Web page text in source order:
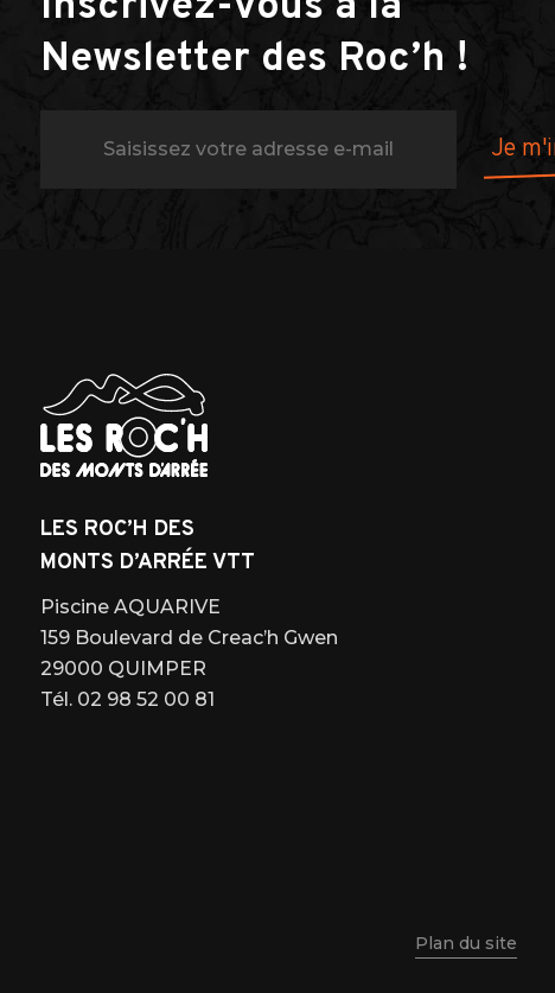
Newsletter des Roc’h !
LES ROC’H DES
MONTS D’ARRÉE VTT
Piscine AQUARIVE
159 Boulevard de Creac’h Gwen
29000 QUIMPER
Tél. 02 98 52 00 81
Plan du site